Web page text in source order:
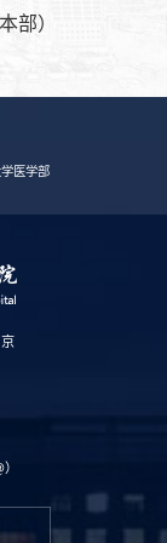
部）
医学部
京